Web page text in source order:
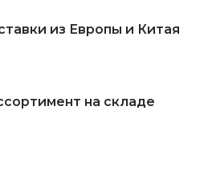
из Европы и Китая
на складе